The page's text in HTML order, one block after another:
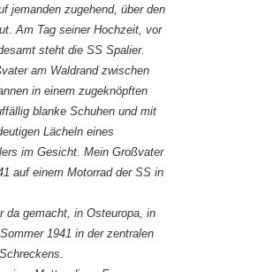
jemanden zugehend, über den
Am Tag seiner Hochzeit, vor
steht die SS Spalier.
am Waldrand zwischen
in einem zugeknöpften
blanke Schuhen und mit
Lächeln eines
im Gesicht. Mein Großvater
auf einem Motorrad der SS in
da gemacht, in Osteuropa, in
1941 in der zentralen